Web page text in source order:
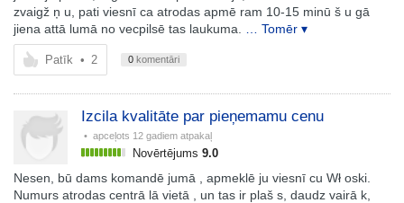
zvaigž ņ u, pati viesnī ca atrodas apmē ram 10-15 minū š u gā
jiena attā lumā no vecpilsē tas laukuma.
… Tomēr ▾
Patīk • 2 0 komentāri
Izcila kvalitāte par pieņemamu cenu
• apceļots 12 gadiem atpakaļ
Novērtējums 9.0
Nesen, bū dams komandē jumā , apmeklē ju viesnī cu Wł oski.
Numurs atrodas centrā lā vietā , un tas ir plaš s, daudz vairā k,